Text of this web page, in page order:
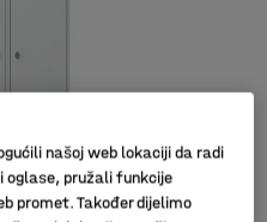
našoj web lokaciji da radi
oglase, pružali funkcije
promet. Također dijelimo